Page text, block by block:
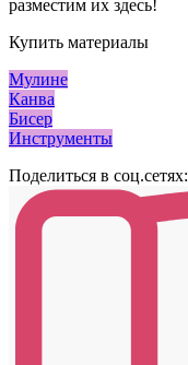
разместим их здесь!
Купить материалы
Мулине
Канва
Бисер
Инструменты
Поделиться в соц.сетях: